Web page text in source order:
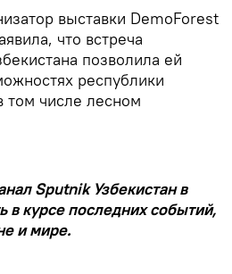
выставки DemoForest
что встреча
позволила ей
республики
том числе лесном
Sputnik Узбекистан в
в курсе последних событий,
и мире.